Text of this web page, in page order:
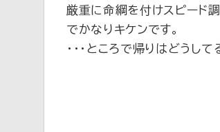
厳重に命綱を付けスピード
でかなりキケンです。
・・・ところで帰りはどうし